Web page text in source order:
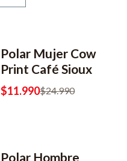
-52% OFF
Polar Mujer Cow
Print Café Sioux
$11.990$24.990
Polar Hombre